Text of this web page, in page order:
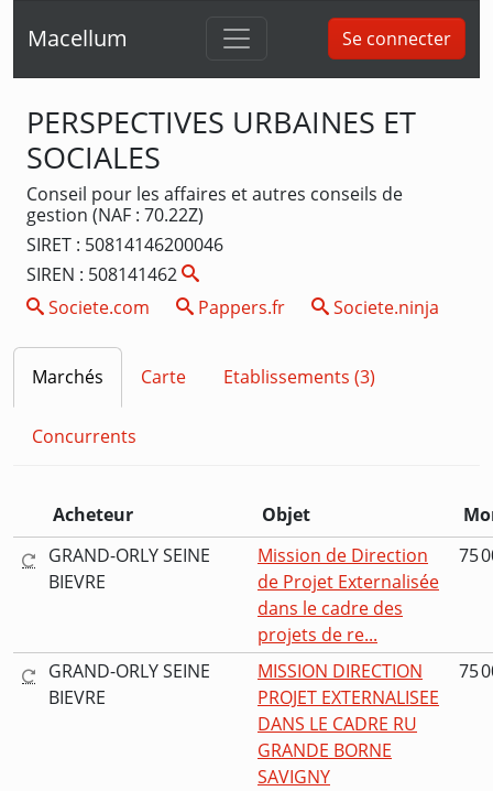
Macellum Se connecter
PERSPECTIVES URBAINES ET
SOCIALES
Conseil pour les affaires et autres conseils de
gestion (NAF : 70.22Z)
SIRET : 50814146200046
SIREN : 508141462
Societe.com
Pappers.fr Societe.ninja
Marchés Carte Etablissements (3)
Concurrents
Acheteur Objet
GRAND-ORLY SEINE
BIEVRE
Mission de Direction
de Projet Externalisée
dans le cadre des
projets de re...
75
GRAND-ORLY SEINE
BIEVRE
MISSION DIRECTION
PROJET EXTERNALISEE
DANS LE CADRE RU
GRANDE BORNE
SAVIGNY
75